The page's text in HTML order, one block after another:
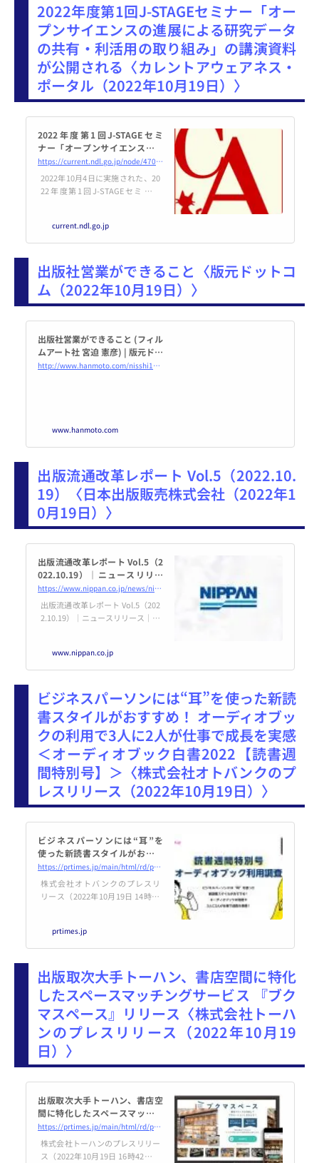
ち、「東京2020
2022年度第1回J-STAGEセミナー「オー
プンサイエンスの進展による研究データ
の共有・利活用の取り組み」の講演資料
が公開される〈カレントアウェアネス・
ポータル（2022年10月19日）〉
2022年度第1回J-STAGEセミ
ナー「オープンサイエンスの進
展による研究データの共有・利
活用の取り組み」の講演資料が
公開される
https://current.ndl.go.jp/node/47022
2022年10月4日に実施された、20
22年度第1回J-STAGEセミナー
り組み：研究データ公開の現状と
可能性－figshare、バイオイン
組み－」の
current.ndl.go.jp
出版社営業ができること〈版元ドットコ
ム（2022年10月19日）〉
出版社営業ができること (フィル
ムアート社 宮迫 憲彦) | 版元ドッ
トコム
http://www.hanmoto.com/nisshi1066
www.hanmoto.com
出版流通改革レポート Vol.5（2022.10.
19）〈日本出版販売株式会社（2022年1
0月19日）〉
出版流通改革レポート Vol.5（2
022.10.19）｜ニュースリリー
ス｜日本出版販売株式会社｜出
版取次・出版流通
https://www.nippan.co.jp/news/nippan_progress_report5_20221019/
出版流通改革レポート Vol.5（202
2.10.19）｜ニュースリリース｜私
以来、書籍・雑誌の流通を担う出
版販売会社（出版取次）として、
断の努力を続けてまいりました。
現在では国内最大規模の出版販売
会社としての地位を確固たるもの
としております。
www.nippan.co.jp
ビジネスパーソンには“耳”を使った新読
書スタイルがおすすめ！ オーディオブッ
クの利用で3人に2人が仕事で成長を実感
＜オーディオブック白書2022【読書週
間特別号】＞〈株式会社オトバンクのプ
レスリリース（2022年10月19日）〉
ビジネスパーソンには“耳”を
使った新読書スタイルがおすす
め！ オーディオブックの利用で
3人に2人が仕事で成長を実感 ＜
オーディオブック白書2022【読
書週間特別号】＞
https://prtimes.jp/main/html/rd/p/000000261.000034798.html
株式会社オトバンクのプレスリ
リース（2022年10月19日 14時00
め！ オーディオブックの利用で3
人に2人が仕事で成長を実感 ＜
週間特別号】＞
prtimes.jp
出版取次大手トーハン、書店空間に特化
したスペースマッチングサービス 『ブク
マスペース』リリース〈株式会社トーハ
ンのプレスリリース（2022年10月19
日）〉
出版取次大手トーハン、書店空
間に特化したスペースマッチン
グサービス 『ブクマスペース』
リリース
https://prtimes.jp/main/html/rd/p/000000008.000026460.html
株式会社トーハンのプレスリリー
ス（2022年10月19日 16時42分）